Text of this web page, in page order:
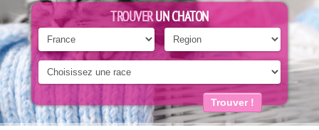
TROUVERUN CHATON
Trouver !